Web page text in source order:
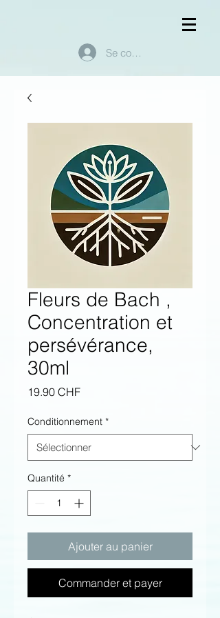
Se connecter
Fleurs de Bach ,
Concentration et
persévérance,
30ml
19.90 CHFPrix
Conditionnement *
Quantité *
Ajouter au panier
Commander et payer